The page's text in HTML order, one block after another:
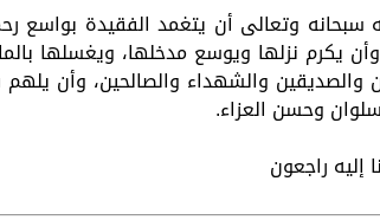
سبحانه وتعالى أن يتغمد الفقيدة بواسع
وأن يكرم نزلها ويوسع مدخلها، ويغسلها
والصديقين والشهداء والصالحين، وأن
وحسن العزاء.
إليه راجعون